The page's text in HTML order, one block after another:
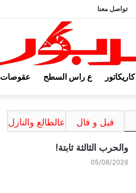
تواصل معنا
كاريكاتور ع راس السطح عقوصات
قيل و قال عالطالع والنازل
والحرب الثالثة ثابتة!
05/08/2026